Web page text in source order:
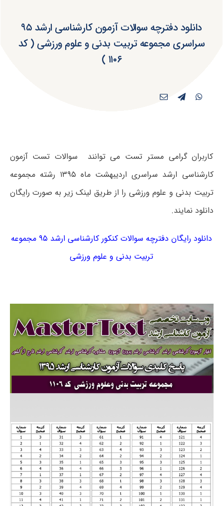
دانلود دفترچه سوالات آزمون کارشناسی ارشد ۹۵
سراسری مجموعه تربیت بدنی و علوم ورزشی ( کد
۱۱۰۶ )
کاربران گرامی مستر تست می توانند سوالات تست آزمون
کارشناسی ارشد سراسری اردیبهشت ماه ۱۳۹۵ رشته مجموعه
تربیت بدنی و علوم ورزشی را از طریق لینک زیر به صورت رایگان
دانلود نمایند.
دانلود رایگان دفترچه سوالات کنکور کارشناسی ارشد ۹۵ مجموعه
تربیت بدنی و علوم ورزشی